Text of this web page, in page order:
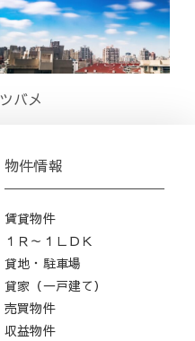
ツバメ
物件情報
賃貸物件
１Ｒ～１ＬＤＫ
貸地・駐車場
貸家（一戸建て）
売買物件
収益物件